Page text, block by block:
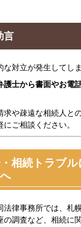
言
対立が発生してし
護士から書面やお電
求や疎遠な相続人と
ご相談ください。
相続トラブ
法律事務所では、札
の調査など、相続に